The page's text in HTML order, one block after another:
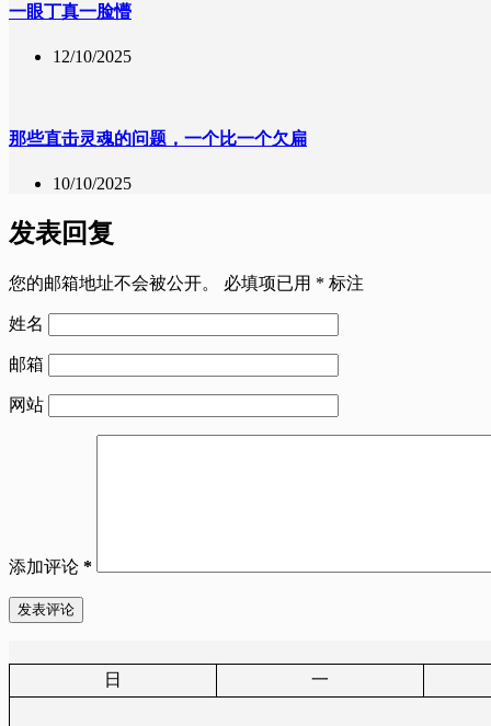
一眼丁真一脸懵
12/10/2025
那些直击灵魂的问题，一个比一个欠扁
10/10/2025
发表回复
您的邮箱地址不会被公开。 必填项已用 * 标注
姓名
邮箱
网站
添加评论 *
发表评论
日 一